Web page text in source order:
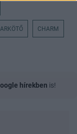
CHARM
hírekben is!